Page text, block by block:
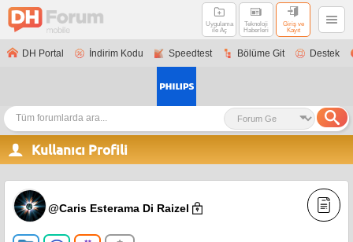
Uygulama
ile Aç
Teknoloji
Haberleri
Giriş ve
Kayıt
DH Portal İndirim Kodu Speedtest Bölüme Git Destek
Kullanıcı Profili
@Caris Esterama Di Raizel